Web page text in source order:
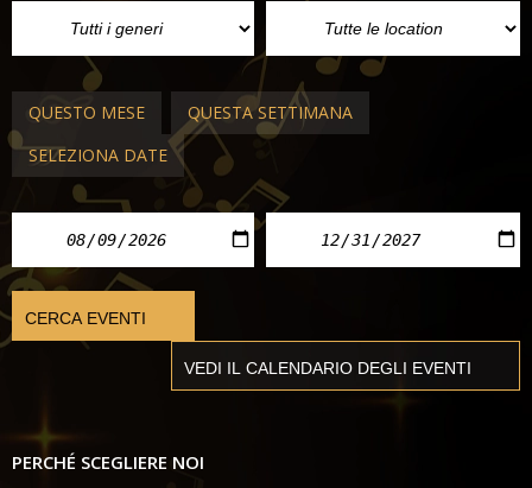
QUESTO MESE
QUESTA SETTIMANA
SELEZIONA DATE
PERCHÉ SCEGLIERE NOI